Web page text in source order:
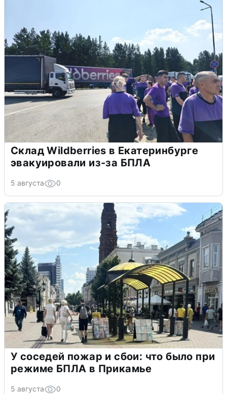
Склад Wildberries в Екатеринбурге
эвакуировали из-за БПЛА
5 августа 0
У соседей пожар и сбои: что было при
режиме БПЛА в Прикамье
5 августа 0